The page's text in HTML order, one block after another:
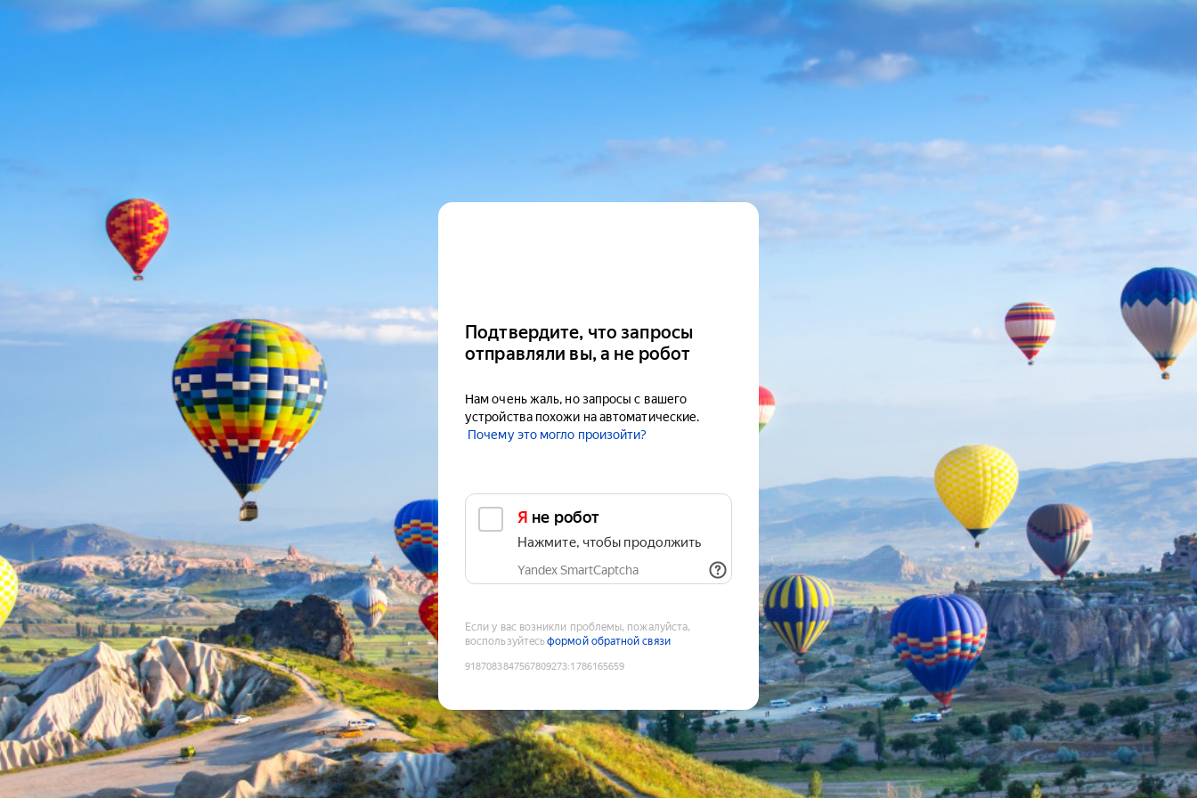
Подтвердите, что запросы
отправляли вы, а не робот
Нам очень жаль, но запросы с вашего
устройства похожи на автоматические.
Почему это могло произойти?
Я не робот
Нажмите, чтобы продолжить
Yandex SmartCaptcha
Если у вас возникли проблемы, пожалуйста,
воспользуйтесьформой обратной связи
9187083847567809273:1786165659